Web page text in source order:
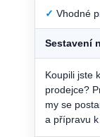
✓ Vhodné
Sestavení
Koupili jste
prodejce?
my se
a přípravu